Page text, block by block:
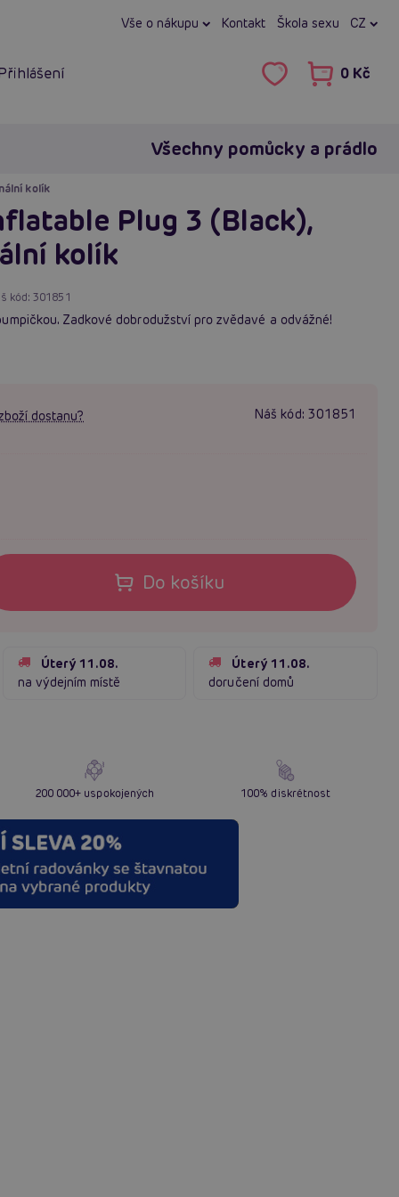
Vše o nákupu Kontakt Škola sexu CZ
0 Kč
Všechny pomůcky a prádlo
kolík
Plug 3 (Black),
kolík
kód:301851
Zadkové dobrodužství pro zvědavé a odvážné!
dostanu? Náš kód: 301851
Do košíku
Úterý 11.08.
na výdejním místě
Úterý 11.08.
doručení domů
200 000+ uspokojených 100% diskrétnost